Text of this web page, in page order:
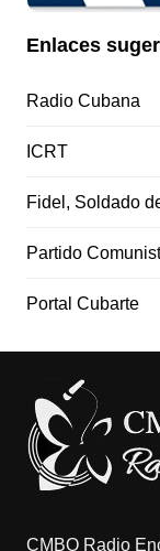
Enlaces
Radio Cubana
ICRT
Fidel, Soldado
Partido
Portal Cubarte
CMBQ Radio